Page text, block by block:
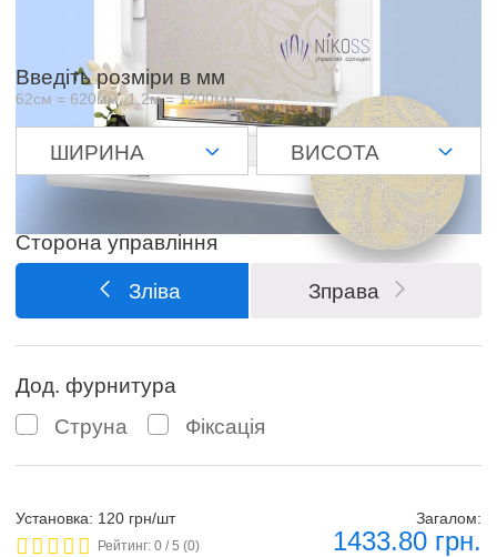
Введіть розміри в мм
62см = 620мм, 1,2м = 1200мм
Сторона управління
Зліва Зправа
Дод. фурнитура
Струна
Фіксація
Установка: 120 грн/шт
Рейтинг:0 / 5 (0)
Загалом:
1433.80грн.